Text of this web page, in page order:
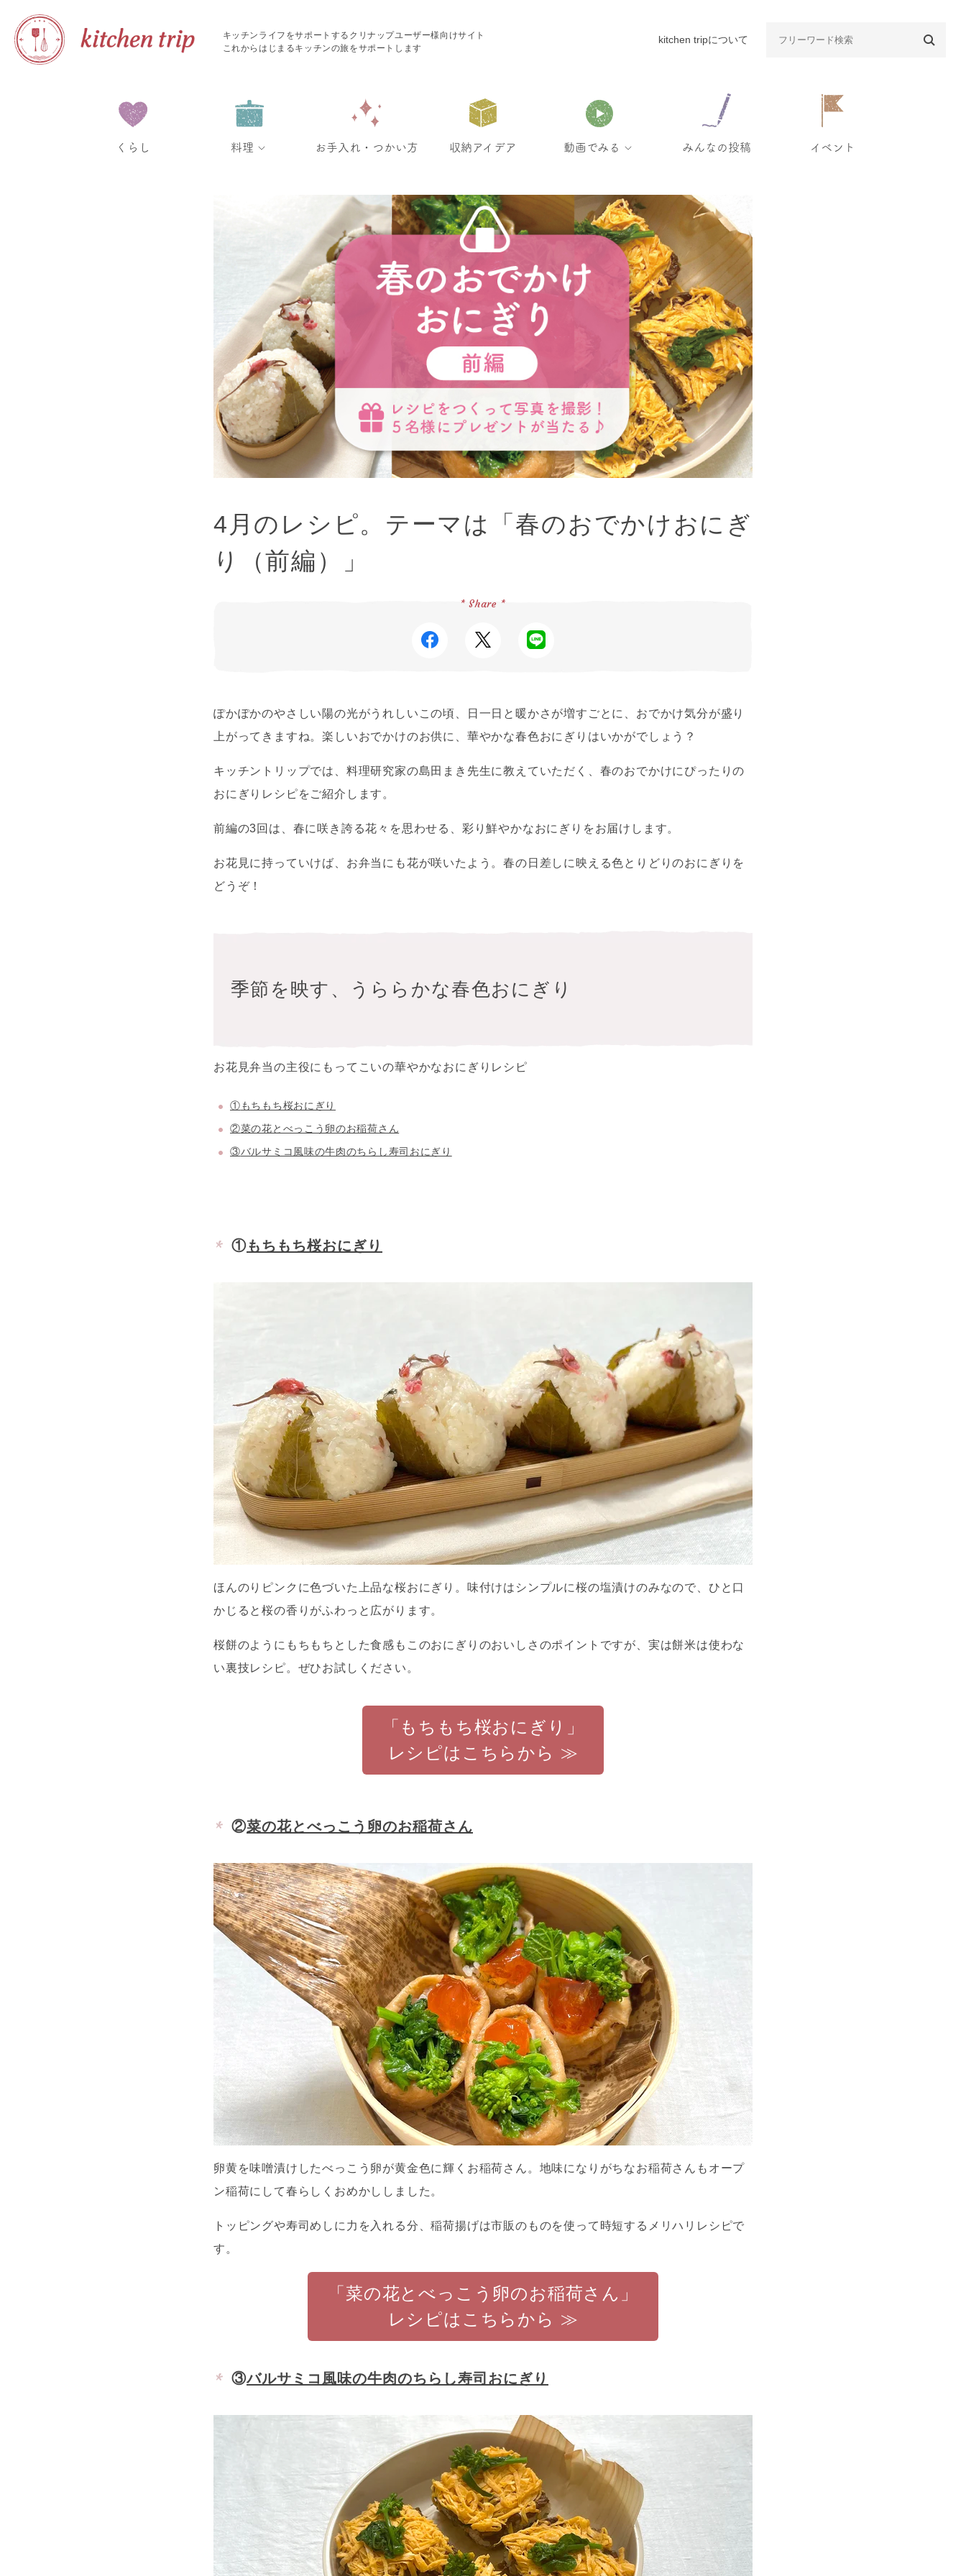
キッチンライフをサポートするクリナップユーザー様向けサイト
これからはじまるキッチンの旅をサポートします
kitchen tripについて
くらし 料理 お手入れ・つかい方 収納アイデア 動画でみる みんなの投稿 イベント
4月のレシピ。テーマは「春のおでかけおにぎ
り（前編）」
* Share *
ぽかぽかのやさしい陽の光がうれしいこの頃、日一日と暖かさが増すごとに、おでかけ気分が盛り
上がってきますね。楽しいおでかけのお供に、華やかな春色おにぎりはいかがでしょう？
キッチントリップでは、料理研究家の島田まき先生に教えていただく、春のおでかけにぴったりの
おにぎりレシピをご紹介します。
前編の3回は、春に咲き誇る花々を思わせる、彩り鮮やかなおにぎりをお届けします。
お花見に持っていけば、お弁当にも花が咲いたよう。春の日差しに映える色とりどりのおにぎりを
どうぞ！
季節を映す、うららかな春色おにぎり
お花見弁当の主役にもってこいの華やかなおにぎりレシピ
①もちもち桜おにぎり
②菜の花とべっこう卵のお稲荷さん
③バルサミコ風味の牛肉のちらし寿司おにぎり
①もちもち桜おにぎり
ほんのりピンクに色づいた上品な桜おにぎり。味付けはシンプルに桜の塩漬けのみなので、ひと口
かじると桜の香りがふわっと広がります。
桜餅のようにもちもちとした食感もこのおにぎりのおいしさのポイントですが、実は餅米は使わな
い裏技レシピ。ぜひお試しください。
「もちもち桜おにぎり」
レシピはこちらから ≫
②菜の花とべっこう卵のお稲荷さん
卵黄を味噌漬けしたべっこう卵が黄金色に輝くお稲荷さん。地味になりがちなお稲荷さんもオープ
ン稲荷にして春らしくおめかししました。
トッピングや寿司めしに力を入れる分、稲荷揚げは市販のものを使って時短するメリハリレシピで
す。
「菜の花とべっこう卵のお稲荷さん」
レシピはこちらから ≫
③バルサミコ風味の牛肉のちらし寿司おにぎり